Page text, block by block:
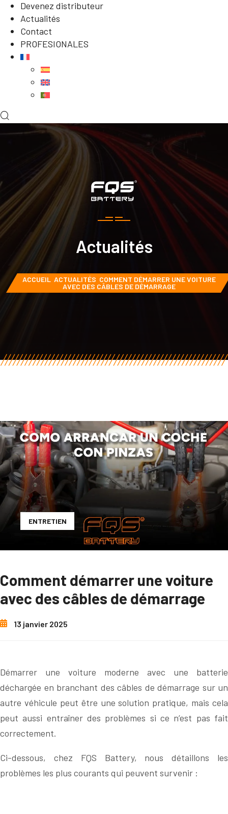
Devenez distributeur
Actualités
Contact
PROFESIONALES
Actualités
ACCUEIL ACTUALITÉS COMMENT DÉMARRER UNE VOITURE
AVEC DES CÂBLES DE DÉMARRAGE
ENTRETIEN
Comment démarrer une voiture
avec des câbles de démarrage
13 janvier 2025
Démarrer une voiture moderne avec une batterie
déchargée en branchant des câbles de démarrage sur un
autre véhicule peut être une solution pratique, mais cela
peut aussi entraîner des problèmes si ce n’est pas fait
correctement.
Ci-dessous, chez FQS Battery, nous détaillons les
problèmes les plus courants qui peuvent survenir :